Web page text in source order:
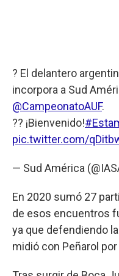
? El delantero
incorpora a Sud
@CampeonatoAUF.
?? ¡Bienvenido!
pic.twitter.com/
— Sud América
En 2020 sumó 27
de esos encuentros
ya que defendiendo
midió con Peñarol